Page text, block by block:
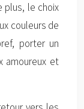
plus, le choix
couleurs de
porter un
amoureux et